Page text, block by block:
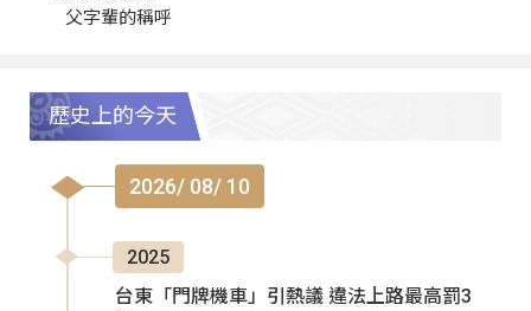
父字輩的稱呼
歷史上的今天
2026/ 08/ 10
2025
台東「門牌機車」引熱議 違法上路最高罰3